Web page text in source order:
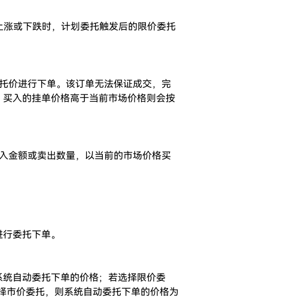
或下跌时，计划委托触发后的限价委托
价进行下单。该订单无法保证成交，完
入的挂单价格高于当前市场价格则会按
金额或卖出数量，以当前的市场价格买
委托下单。
自动委托下单的价格；若选择限价委
价委托，则系统自动委托下单的价格为